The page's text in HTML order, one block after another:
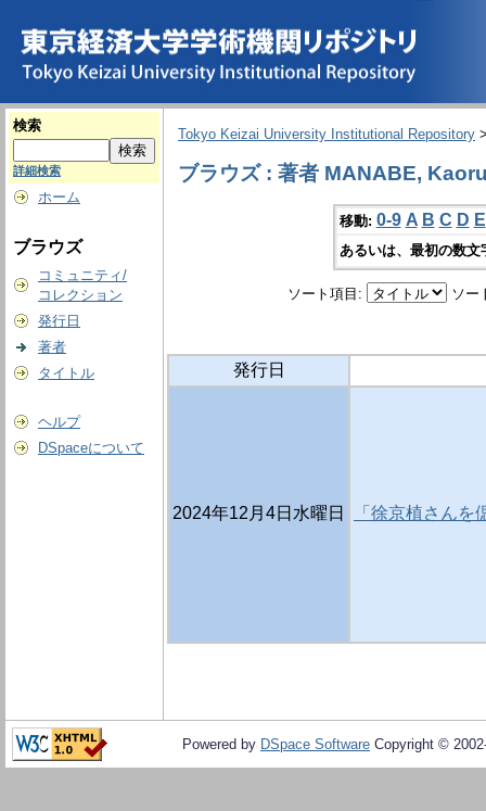
検索
詳細検索
ホーム
ブラウズ
コミュニティ/
コレクション
発行日
著者
タイトル
ヘルプ
DSpaceについて
Tokyo Keizai University Institutional Repository
ブラウズ : 著者 MANABE,
移動: 0-9 A B C D E
あるいは、最初の数
ソート項目: ソー
発行日
2024年12月4日水曜日 「徐京植さんを
Powered by DSpace Software Copyright ©